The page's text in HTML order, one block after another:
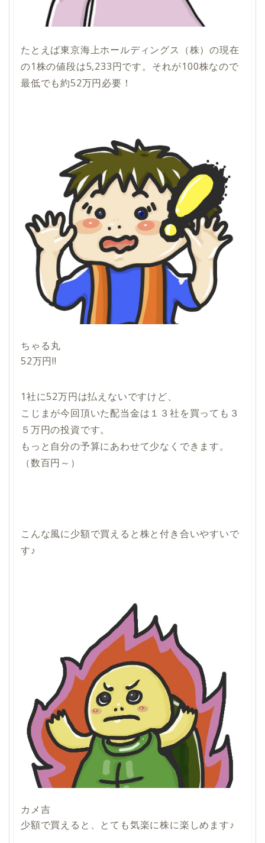
たとえば東京海上ホールディングス（株）の現在
の1株の値段は5,233円です。それが100株なので
最低でも約52万円必要！
ちゃる丸
52万円‼
1社に52万円は払えないですけど、
こじまが今回頂いた配当金は１３社を買っても３
５万円の投資です。
もっと自分の予算にあわせて少なくできます。
（数百円～）
こんな風に少額で買えると株と付き合いやすいで
す♪
カメ吉
少額で買えると、とても気楽に株に楽しめます♪